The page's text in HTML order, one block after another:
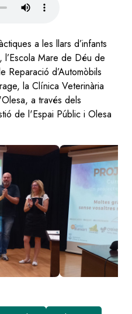
a les llars d’infants
l’Escola Mare de Déu de
Reparació d’Automòbils
la Clínica Veterinària
a través dels
de l'Espai Públic i Olesa